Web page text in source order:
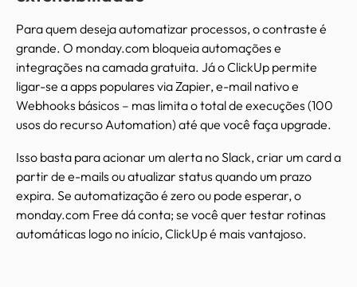
Para quem deseja automatizar processos, o contraste é
grande. O monday.com bloqueia automações e
integrações na camada gratuita. Já o ClickUp permite
ligar-se a apps populares via Zapier, e-mail nativo e
Webhooks básicos – mas limita o total de execuções (100
usos do recurso Automation) até que você faça upgrade.
Isso basta para acionar um alerta no Slack, criar um card a
partir de e-mails ou atualizar status quando um prazo
expira. Se automatização é zero ou pode esperar, o
monday.com Free dá conta; se você quer testar rotinas
automáticas logo no início, ClickUp é mais vantajoso.